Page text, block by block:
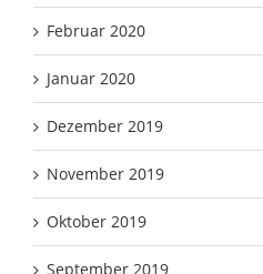
Februar 2020
Januar 2020
Dezember 2019
November 2019
Oktober 2019
September 2019